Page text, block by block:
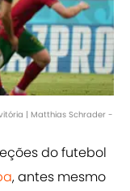
| Matthias Schrader -
do futebol
, antes mesmo